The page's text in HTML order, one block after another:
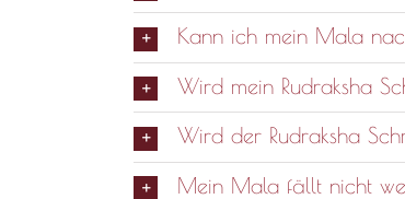
Kann ich mein Mala
Wird mein Rudraksha
Wird der Rudraksha
Mein Mala fällt nicht